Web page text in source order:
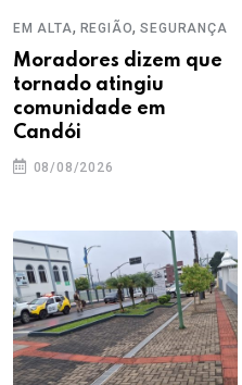
EM ALTA, REGIÃO,SEGURANÇA
Moradores dizem que
tornado atingiu
comunidade em
Candói
08/08/2026